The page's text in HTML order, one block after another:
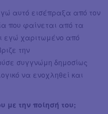
αυτό εισέπραξα από τον
που φαίνεται από τα
εγώ χαριτωμένο από
την
συγγνώμη δημοσίως
να ενοχληθεί και
με την ποίησή του;